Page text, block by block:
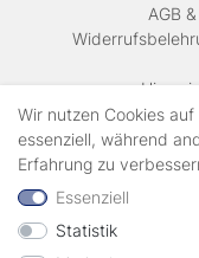
AGB
Wir nutzen Cookies
essenziell, während
Erfahrung zu
Essenziell
Statistik